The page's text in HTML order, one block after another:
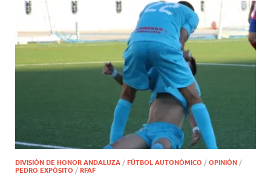
DIVISIÓN DE HONOR ANDALUZA / FÚTBOL AUTONÓMICO / OPINIÓN /
PEDRO EXPÓSITO / RFAF